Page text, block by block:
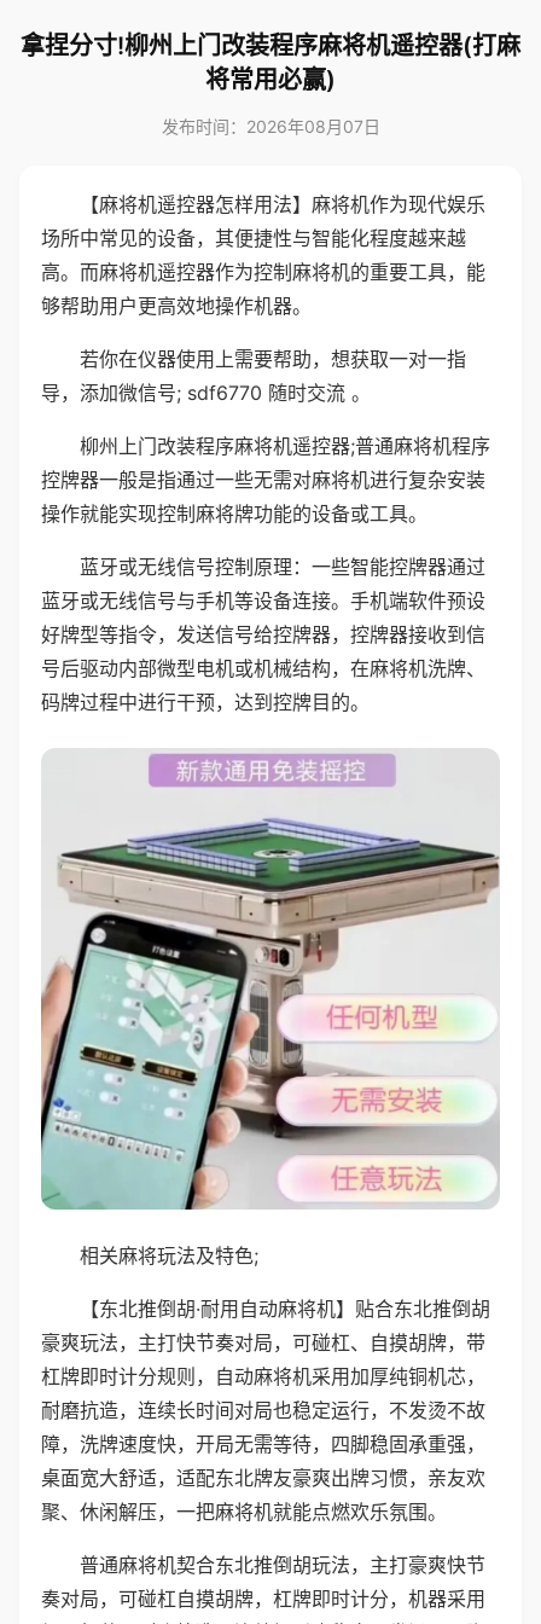
拿捏分寸!柳州上门改装程序麻将机遥控器(打麻
将常用必赢)
发布时间：2026年08月07日
【麻将机遥控器怎样用法】麻将机作为现代娱乐
场所中常见的设备，其便捷性与智能化程度越来越
高。而麻将机遥控器作为控制麻将机的重要工具，能
够帮助用户更高效地操作机器。
若你在仪器使用上需要帮助，想获取一对一指
导，添加微信号; sdf6770 随时交流 。
柳州上门改装程序麻将机遥控器;普通麻将机程序
控牌器一般是指通过一些无需对麻将机进行复杂安装
操作就能实现控制麻将牌功能的设备或工具。
蓝牙或无线信号控制原理：一些智能控牌器通过
蓝牙或无线信号与手机等设备连接。手机端软件预设
好牌型等指令，发送信号给控牌器，控牌器接收到信
号后驱动内部微型电机或机械结构，在麻将机洗牌、
码牌过程中进行干预，达到控牌目的。
相关麻将玩法及特色;
【东北推倒胡·耐用自动麻将机】贴合东北推倒胡
豪爽玩法，主打快节奏对局，可碰杠、自摸胡牌，带
杠牌即时计分规则，自动麻将机采用加厚纯铜机芯，
耐磨抗造，连续长时间对局也稳定运行，不发烫不故
障，洗牌速度快，开局无需等待，四脚稳固承重强，
桌面宽大舒适，适配东北牌友豪爽出牌习惯，亲友欢
聚、休闲解压，一把麻将机就能点燃欢乐氛围。
普通麻将机契合东北推倒胡玩法，主打豪爽快节
奏对局，可碰杠自摸胡牌，杠牌即时计分，机器采用